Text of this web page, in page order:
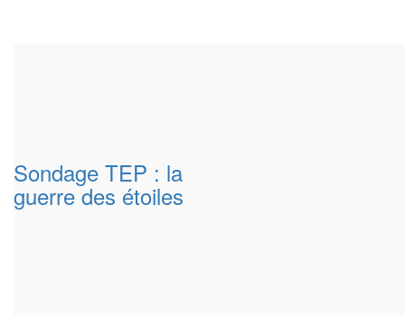
Sondage TEP : la
guerre des étoiles